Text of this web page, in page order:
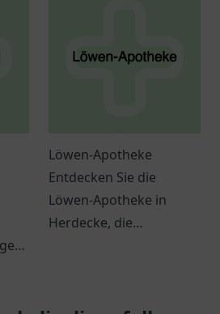
Löwen-Apotheke
Entdecken Sie die
Löwen-Apotheke in
Herdecke, die